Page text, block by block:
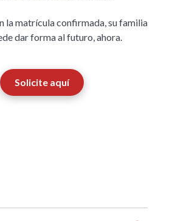
la matrícula confirmada, su familia
dar forma al futuro, ahora.
Solicite aquí